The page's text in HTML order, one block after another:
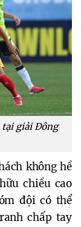
tại giải Đông
không hề
chiều cao
đội có thể
chấp tay